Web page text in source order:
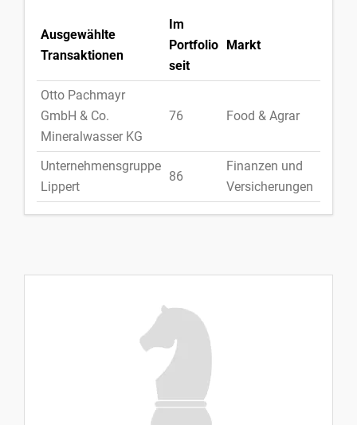
Ausgewählte
Transaktionen
Im
Portfolio
seit
Markt
Otto Pachmayr
GmbH & Co.
Mineralwasser KG
76 Food & Agrar
Unternehmensgruppe
Lippert
86
Finanzen und
Versicherungen